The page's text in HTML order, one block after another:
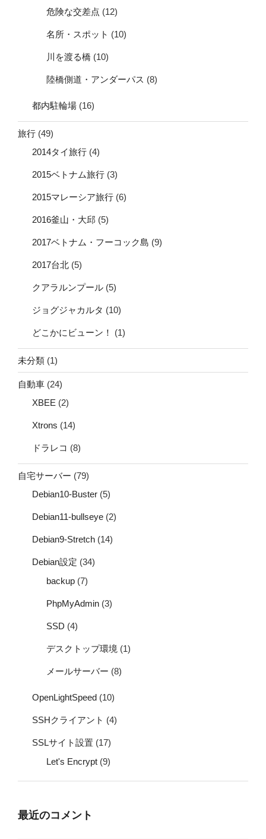
危険な交差点 (12)
名所・スポット (10)
川を渡る橋 (10)
陸橋側道・アンダーパス (8)
都内駐輪場 (16)
旅行 (49)
2014タイ旅行 (4)
2015ベトナム旅行 (3)
2015マレーシア旅行 (6)
2016釜山・大邱 (5)
2017ベトナム・フーコック島 (9)
2017台北 (5)
クアラルンプール (5)
ジョグジャカルタ (10)
どこかにビューン！ (1)
未分類 (1)
自動車 (24)
XBEE (2)
Xtrons (14)
ドラレコ (8)
自宅サーバー (79)
Debian10-Buster (5)
Debian11-bullseye (2)
Debian9-Stretch (14)
Debian設定 (34)
backup (7)
PhpMyAdmin (3)
SSD (4)
デスクトップ環境 (1)
メールサーバー (8)
OpenLightSpeed (10)
SSHクライアント (4)
SSLサイト設置 (17)
Let's Encrypt (9)
最近のコメント